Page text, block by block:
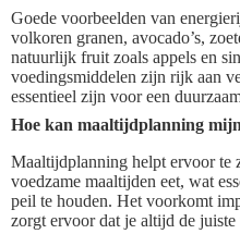
Goede voorbeelden van
volkoren granen, avocado’s,
natuurlijk fruit zoals appels en
voedingsmiddelen zijn rijk aan
essentieel zijn voor een
Hoe kan maaltijdplanning
Maaltijdplanning helpt ervoor te
voedzame maaltijden eet, wat
peil te houden. Het voorkomt
zorgt ervoor dat je altijd de